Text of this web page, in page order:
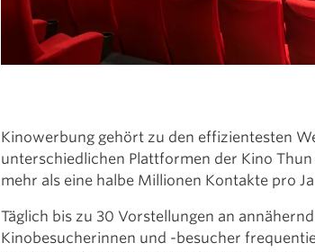
Kinowerbung gehört zu den effizientesten
unterschiedlichen Plattformen der Kino
mehr als eine halbe Millionen Kontakte pro
Täglich bis zu 30 Vorstellungen an
Kinobesucherinnen und -besucher